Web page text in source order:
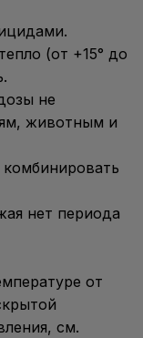
(от +15° до
не
животным и
нет периода
от
см.